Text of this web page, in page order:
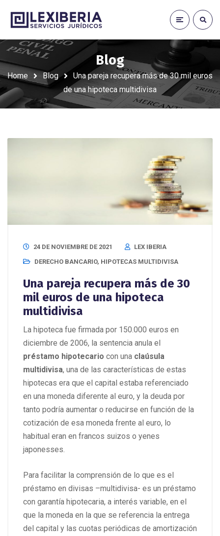
Blog
Home Blog
Una pareja recupera más de 30 mil euros
de una hipoteca multidivisa
24 DE NOVIEMBRE DE 2021
LEX IBERIA
DERECHO BANCARIO, HIPOTECAS MULTIDIVISA
Una pareja recupera más de 30
mil euros de una hipoteca
multidivisa
La hipoteca fue firmada por 150.000 euros en
diciembre de 2006, la sentencia anula el
préstamo hipotecario con una claúsula
multidivisa, una de las características de estas
hipotecas era que el capital estaba referenciado
en una moneda diferente al euro, y la deuda por
tanto podría aumentar o reducirse en función de la
cotización de esa moneda frente al euro, lo
habitual eran en francos suizos o yenes
japonesses.
Para facilitar la comprensión de lo que es el
préstamo en divisas –multidivisa- es un préstamo
con garantía hipotecaria, a interés variable, en el
que la moneda en la que se referencia la entrega
del capital y las cuotas periódicas de amortización